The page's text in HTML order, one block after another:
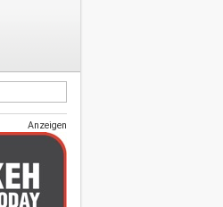
Anzeigen